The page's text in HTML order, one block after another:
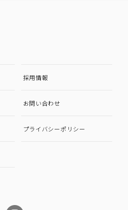
採用情報
お問い合わせ
プライバシーポリシー